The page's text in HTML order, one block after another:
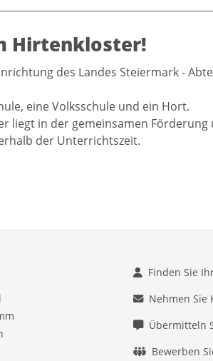
Hirtenkloster!
des Landes Steiermark -
eine Volksschule und ein Hort.
liegt in der gemeinsamen
der Unterrichtszeit.
Finden Sie
Nehmen Sie
Übermitteln
Bewerben